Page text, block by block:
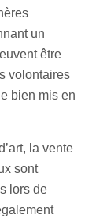
un
être
volontaires
bien mis en
la vente
sont
lors de